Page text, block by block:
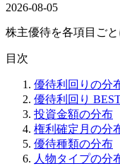
2026-08-05
株主優待を各項目ご
目次
優待利回りの分
優待利回り
投資金額の分布
権利確定月の分
優待種類の分布
人物タイプの分